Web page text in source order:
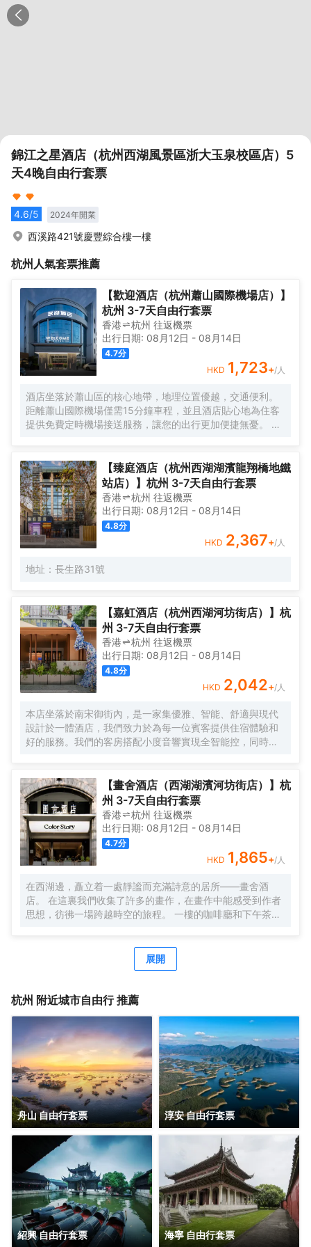
錦江之星酒店（杭州西湖風景區浙大玉泉校區店）5
天4晚自由行套票
4.6/5 2024年開業
西溪路421號慶豐綜合樓一樓
杭州 人氣套票推薦
【歡迎酒店（杭州蕭山國際機場店）】
杭州 3-7天自由行套票
香港 杭州 往返機票
出行日期: 08月12日 - 08月14日
4.7分
HKD 1,723+/人
酒店坐落於蕭山區的核心地帶，地理位置優越，交通便利。
距離蕭山國際機場僅需15分鐘車程，並且酒店貼心地為住客
提供免費定時機場接送服務，讓您的出行更加便捷無憂。 酒
錯落結合，打造出沉浸式的高質感空間體驗，讓您彷彿置身
於自然與藝術交融的氛圍之中。此外，酒店還配備了智能機
器人服務，為您的入住增添一份科技感與趣味性。 客房設施
- 100間簡約風格客房，精心設計了大床和雙床兩種房型，滿
足不同住客的需求。 - 每間客房均配備獨立空調，可根據您
的個人喜好調節室內温度；高速WiFi覆蓋，讓您隨時隨地暢
享網絡世界；不同房型分別配備投影儀、65寸或55寸液晶電
視，為您的閒暇時光增添更多娛樂選擇。 - 乾濕分離的衞浴
空間設計，為您提供舒適的使用體驗，同時24小時熱水供
早餐廳：為您精心準備豐富多樣的中西式自助早餐，開啟活
力滿滿的一天。 - 正餐廳：主打蕭山菜及特色菜餚，讓您品
嚐到地道的江南風味。餐廳內設有9個獨立包廂，為您提供私
密優雅的用餐環境，無論是商務宴請還是家庭聚餐都十分適
宜。
【臻庭酒店（杭州西湖湖濱龍翔橋地鐵
站店）】杭州 3-7天自由行套票
香港 杭州 往返機票
出行日期: 08月12日 - 08月14日
4.8分
HKD 2,367+/人
地址：長生路31號
【嘉虹酒店（杭州西湖河坊街店）】杭
州 3-7天自由行套票
香港 杭州 往返機票
出行日期: 08月12日 - 08月14日
4.8分
HKD 2,042+/人
本店坐落於南宋御街內，是一家集優雅、智能、舒適與現代
設計於一體酒店，我們致力於為每一位賓客提供住宿體驗和
好的服務。我們的客房搭配小度音響實現全智能控，同時配
多元化體驗。逛西湖，住本店！【畫舍酒店（西湖湖濱河坊街店）】杭
州 3-7天自由行套票
香港 杭州 往返機票
出行日期: 08月12日 - 08月14日
4.7分
HKD 1,865+/人
在西湖邊，矗立着一處靜謐而充滿詩意的居所——畫舍酒
店。 在這裏我們收集了許多的畫作，在畫作中能感受到作者
思想，彷彿一場跨越時空的旅程。 一樓的咖啡廳和下午茶，
每一位旅者提供着便捷與寧靜的雙重禮遇。 距離碧波盪漾的
西湖僅五分鐘車程，您將能輕易捕捉到她的風華絕代；前往
鐘，讓您在歷史的長河中漫步，感受古都的韻味。酒店臨近
不僅是地理位置上的便利，更是文化、藝術與生活的交融。
每間客房都獨具匠心，色彩與光線交織，為您營造出不同的
情感氛圍。朝西的落地窗大床房，讓每一個温暖的午後都有
陽光灑進房間，喚醒沉睡的心靈；超大落地窗，讓您貼近這
個城市，感受它的脈搏與呼吸。 我們深知旅途的疲憊，因
此，從床品的挑選到洗漱用品的配置，再到公共區域的每一
處細節，我們都傾注了滿滿的心意。我們希望，在這裏，您
能找到家的温馨與舒適，找到心靈的歸宿。 歡迎您踏入這片
文藝的天地，與我們一同書寫旅途中的美好篇章。期待您的
光臨，讓我們共同創造一段難忘的回憶
展開
杭州 附近城市自由行 推薦
舟山 自由行套票 淳安 自由行套票
紹興 自由行套票 海寧 自由行套票